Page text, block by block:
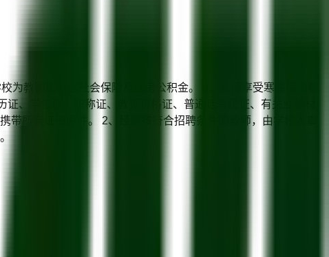
教职工办理社会保险及住房公积金。 3、教师享受寒暑假带薪
、学位证、职称证、教师资格证、普通话等级证、有关业绩材
所有证书原件。 2、经审核符合招聘条件的教师，由学校人事